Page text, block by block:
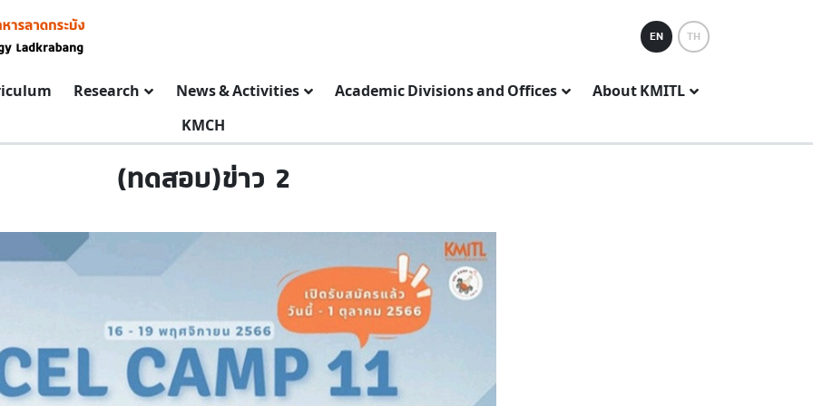
EN TH
Research News & Activities Academic Divisions and Offices
About KMITL
KMCH
(ทดสอบ)ข่าว 2